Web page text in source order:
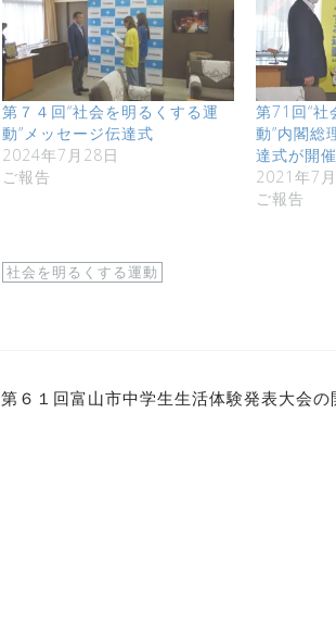
第７４回“社会を明るくする運
動”メッセージ伝達式
2024年7月28日
ご報告
第71回“社
動”内閣総
達式が開
2021年7
ご報告
社会を明るくする運動
投
第６１回富山市中学生生活体験発表大会の